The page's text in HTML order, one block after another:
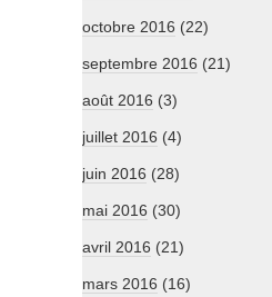
octobre 2016 (22)
septembre 2016 (21)
août 2016 (3)
juillet 2016 (4)
juin 2016 (28)
mai 2016 (30)
avril 2016 (21)
mars 2016 (16)